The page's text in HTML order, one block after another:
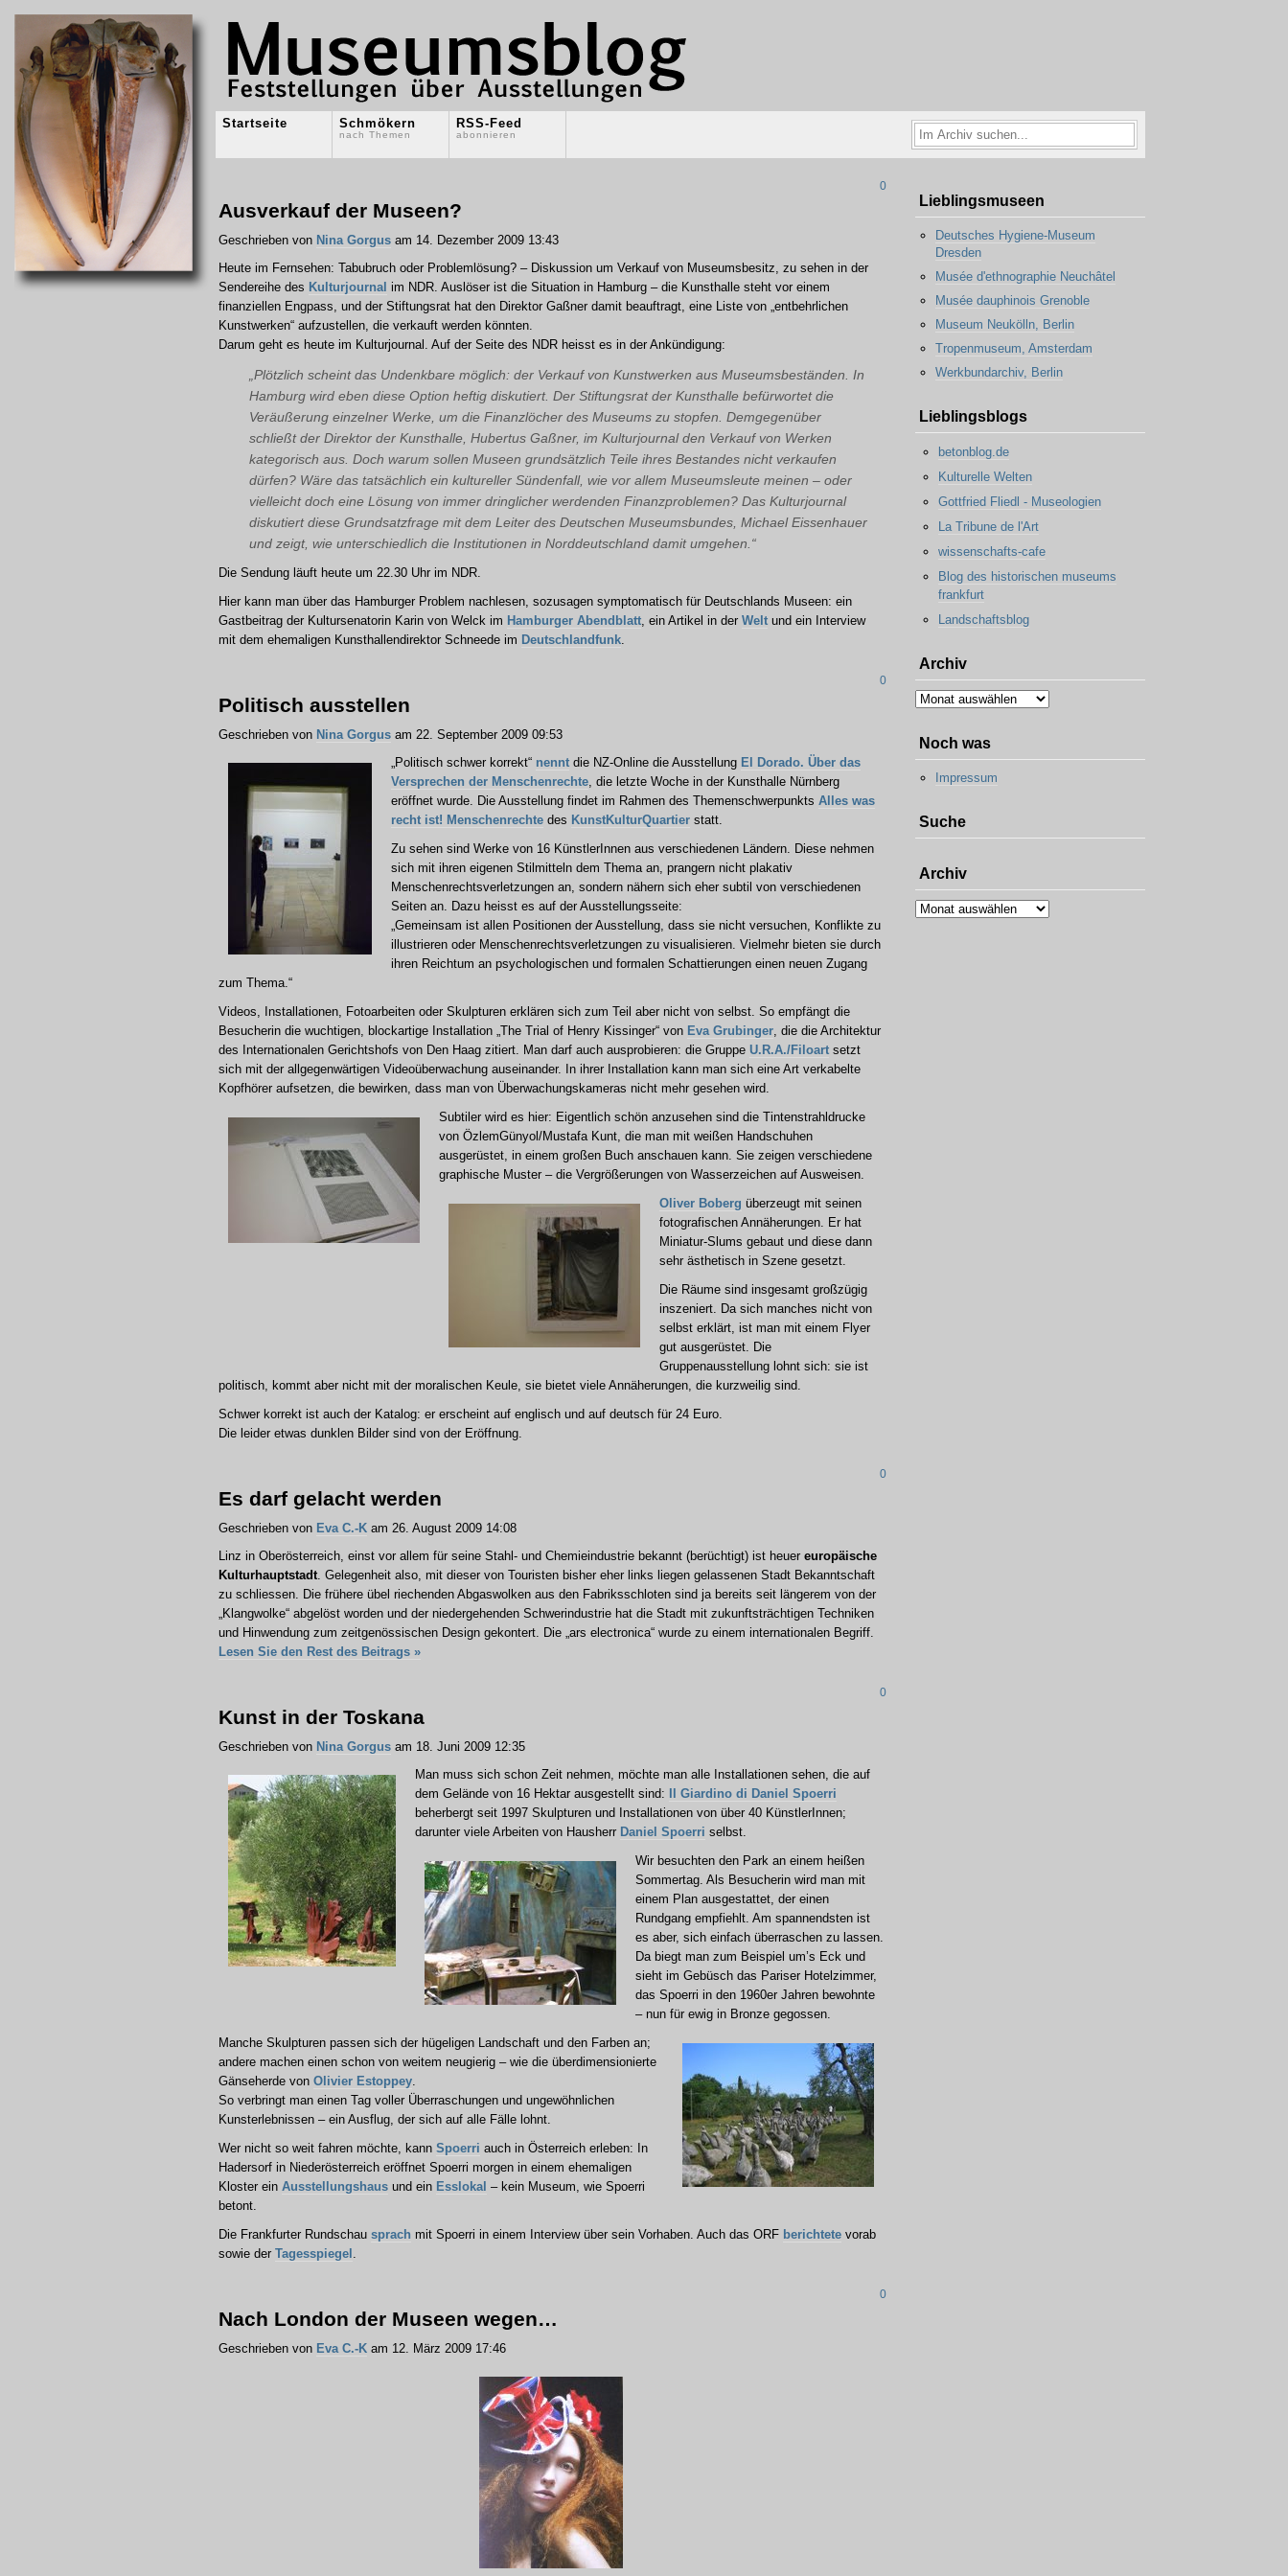
Startseite Schmökern
nach Themen
RSS-Feed
abonnieren
0
Ausverkauf der Museen?
Geschrieben von Nina Gorgus am 14. Dezember 2009 13:43
Heute im Fernsehen: Tabubruch oder Problemlösung? – Diskussion um Verkauf von Museumsbesitz, zu sehen in der
Sendereihe des Kulturjournal im NDR. Auslöser ist die Situation in Hamburg – die Kunsthalle steht vor einem
finanziellen Engpass, und der Stiftungsrat hat den Direktor Gaßner damit beauftragt, eine Liste von „entbehrlichen
Kunstwerken“ aufzustellen, die verkauft werden könnten.
Darum geht es heute im Kulturjournal. Auf der Seite des NDR heisst es in der Ankündigung:
„Plötzlich scheint das Undenkbare möglich: der Verkauf von Kunstwerken aus Museumsbeständen. In
Hamburg wird eben diese Option heftig diskutiert. Der Stiftungsrat der Kunsthalle befürwortet die
Veräußerung einzelner Werke, um die Finanzlöcher des Museums zu stopfen. Demgegenüber
schließt der Direktor der Kunsthalle, Hubertus Gaßner, im Kulturjournal den Verkauf von Werken
kategorisch aus. Doch warum sollen Museen grundsätzlich Teile ihres Bestandes nicht verkaufen
dürfen? Wäre das tatsächlich ein kultureller Sündenfall, wie vor allem Museumsleute meinen – oder
vielleicht doch eine Lösung von immer dringlicher werdenden Finanzproblemen? Das Kulturjournal
diskutiert diese Grundsatzfrage mit dem Leiter des Deutschen Museumsbundes, Michael Eissenhauer
und zeigt, wie unterschiedlich die Institutionen in Norddeutschland damit umgehen.“
Die Sendung läuft heute um 22.30 Uhr im NDR.
Hier kann man über das Hamburger Problem nachlesen, sozusagen symptomatisch für Deutschlands Museen: ein
Gastbeitrag der Kultursenatorin Karin von Welck im Hamburger Abendblatt, ein Artikel in der Welt und ein Interview
mit dem ehemaligen Kunsthallendirektor Schneede im Deutschlandfunk.
0
Politisch ausstellen
Geschrieben von Nina Gorgus am 22. September 2009 09:53
„Politisch schwer korrekt“ nennt die NZ-Online die Ausstellung El Dorado. Über das
Versprechen der Menschenrechte, die letzte Woche in der Kunsthalle Nürnberg
eröffnet wurde. Die Ausstellung findet im Rahmen des Themenschwerpunkts Alles was
recht ist! Menschenrechte des KunstKulturQuartier statt.
Zu sehen sind Werke von 16 KünstlerInnen aus verschiedenen Ländern. Diese nehmen
sich mit ihren eigenen Stilmitteln dem Thema an, prangern nicht plakativ
Menschenrechtsverletzungen an, sondern nähern sich eher subtil von verschiedenen
Seiten an. Dazu heisst es auf der Ausstellungsseite:
„Gemeinsam ist allen Positionen der Ausstellung, dass sie nicht versuchen, Konflikte zu
illustrieren oder Menschenrechtsverletzungen zu visualisieren. Vielmehr bieten sie durch
ihren Reichtum an psychologischen und formalen Schattierungen einen neuen Zugang
zum Thema.“
Videos, Installationen, Fotoarbeiten oder Skulpturen erklären sich zum Teil aber nicht von selbst. So empfängt die
Besucherin die wuchtigen, blockartige Installation „The Trial of Henry Kissinger“ von Eva Grubinger, die die Architektur
des Internationalen Gerichtshofs von Den Haag zitiert. Man darf auch ausprobieren: die Gruppe U.R.A./Filoart setzt
sich mit der allgegenwärtigen Videoüberwachung auseinander. In ihrer Installation kann man sich eine Art verkabelte
Kopfhörer aufsetzen, die bewirken, dass man von Überwachungskameras nicht mehr gesehen wird.
Subtiler wird es hier: Eigentlich schön anzusehen sind die Tintenstrahldrucke
von ÖzlemGünyol/Mustafa Kunt, die man mit weißen Handschuhen
ausgerüstet, in einem großen Buch anschauen kann. Sie zeigen verschiedene
graphische Muster – die Vergrößerungen von Wasserzeichen auf Ausweisen.
Oliver Boberg überzeugt mit seinen
fotografischen Annäherungen. Er hat
Miniatur-Slums gebaut und diese dann
sehr ästhetisch in Szene gesetzt.
Die Räume sind insgesamt großzügig
inszeniert. Da sich manches nicht von
selbst erklärt, ist man mit einem Flyer
gut ausgerüstet. Die
Gruppenausstellung lohnt sich: sie ist
politisch, kommt aber nicht mit der moralischen Keule, sie bietet viele Annäherungen, die kurzweilig sind.
Schwer korrekt ist auch der Katalog: er erscheint auf englisch und auf deutsch für 24 Euro.
Die leider etwas dunklen Bilder sind von der Eröffnung.
0
Es darf gelacht werden
Geschrieben von Eva C.-K am 26. August 2009 14:08
Linz in Oberösterreich, einst vor allem für seine Stahl- und Chemieindustrie bekannt (berüchtigt) ist heuer europäische
Kulturhauptstadt. Gelegenheit also, mit dieser von Touristen bisher eher links liegen gelassenen Stadt Bekanntschaft
zu schliessen. Die frühere übel riechenden Abgaswolken aus den Fabriksschloten sind ja bereits seit längerem von der
„Klangwolke“ abgelöst worden und der niedergehenden Schwerindustrie hat die Stadt mit zukunftsträchtigen Techniken
und Hinwendung zum zeitgenössischen Design gekontert. Die „ars electronica“ wurde zu einem internationalen Begriff.
Lesen Sie den Rest des Beitrags »
0
Kunst in der Toskana
Geschrieben von Nina Gorgus am 18. Juni 2009 12:35
Man muss sich schon Zeit nehmen, möchte man alle Installationen sehen, die auf
dem Gelände von 16 Hektar ausgestellt sind:
Il Giardino di Daniel Spoerri
beherbergt seit 1997 Skulpturen und Installationen von über 40 KünstlerInnen;
darunter viele Arbeiten von Hausherr Daniel Spoerri selbst.
Wir besuchten den Park an einem heißen
Sommertag. Als Besucherin wird man mit
einem Plan ausgestattet, der einen
Rundgang empfiehlt. Am spannendsten ist
es aber, sich einfach überraschen zu lassen.
Da biegt man zum Beispiel um’s Eck und
sieht im Gebüsch das Pariser Hotelzimmer,
das Spoerri in den 1960er Jahren bewohnte
– nun für ewig in Bronze gegossen.
Manche Skulpturen passen sich der hügeligen Landschaft und den Farben an;
andere machen einen schon von weitem neugierig – wie die überdimensionierte
Gänseherde von Olivier Estoppey.
So verbringt man einen Tag voller Überraschungen und ungewöhnlichen
Kunsterlebnissen – ein Ausflug, der sich auf alle Fälle lohnt.
Wer nicht so weit fahren möchte, kann Spoerri auch in Österreich erleben: In
Hadersorf in Niederösterreich eröffnet Spoerri morgen in einem ehemaligen
Kloster ein Ausstellungshaus und ein Esslokal – kein Museum, wie Spoerri
betont.
Die Frankfurter Rundschau sprach mit Spoerri in einem Interview über sein Vorhaben. Auch das ORF berichtete vorab
sowie der Tagesspiegel .
0
Nach London der Museen wegen…
Geschrieben von Eva C.-K am 12. März 2009 17:46
Lieblingsmuseen
Deutsches Hygiene-Museum
Dresden
Musée d'ethnographie Neuchâtel
Musée dauphinois Grenoble
Museum Neukölln, Berlin
Tropenmuseum, Amsterdam
Werkbundarchiv, Berlin
Lieblingsblogs
betonblog.de
Kulturelle Welten
Gottfried Fliedl - Museologien
La Tribune de l'Art
wissenschafts-cafe
Blog des historischen museums
frankfurt
Landschaftsblog
Archiv
Archiv
Noch was
Impressum
Suche
Archiv
Archiv